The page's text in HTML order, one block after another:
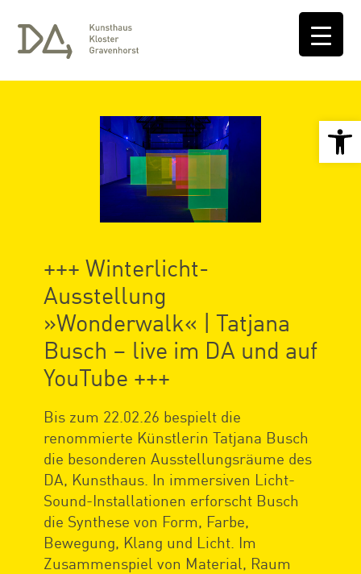
+++ Winterlicht-
Ausstellung
»Wonderwalk« | Tatjana
Busch – live im DA und auf
YouTube +++
Bis zum 22.02.26 bespielt die
renommierte Künstlerin Tatjana Busch
die besonderen Ausstellungsräume des
DA, Kunsthaus. In immersiven Licht-
Sound-Installationen erforscht Busch
die Synthese von Form, Farbe,
Bewegung, Klang und Licht. Im
Zusammenspiel von Material, Raum